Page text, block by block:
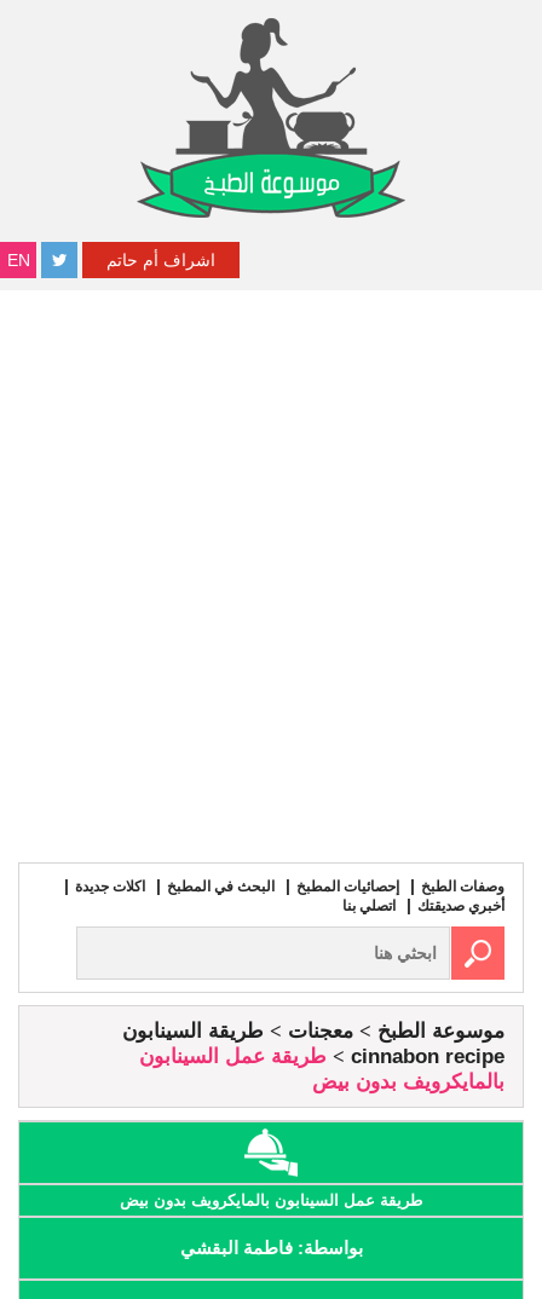
EN اشراف أم حاتم
وصفات الطبخ إحصائيات المطبخ البحث في المطبخ
اكلات جديدة
أخبري صديقتك
اتصلي بنا
موسوعة الطبخ معجنات
طريقة السينابون
cinnabon recipe
طريقة عمل السينابون
بالمايكرويف بدون بيض
طريقة عمل السينابون بالمايكرويف بدون بيض
بواسطة: فاطمة البقشي